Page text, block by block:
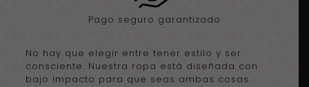
Pago seguro garantizado
No hay que elegir entre tener estilo y ser
consciente. Nuestra ropa está diseñada con
bajo impacto para que seas ambas cosas.